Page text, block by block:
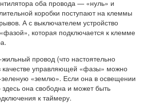
оба провода — «нуль» и
коробки поступают на клеммы
А с выключателем устройство
которая подключается к клемме
провод (что настоятельно
качестве управляющей «фазы» можно
зеленую «землю». Если она в освещении
здесь она свободна и может быть
к таймеру.